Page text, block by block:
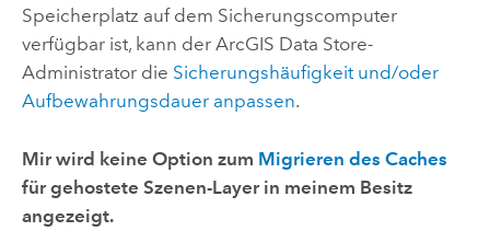
Speicherplatz auf dem Sicherungscomputer
verfügbar ist, kann der ArcGIS Data Store-
Administrator die Sicherungshäufigkeit und/oder
Aufbewahrungsdauer anpassen.
Mir wird keine Option zum Migrieren des Caches
für gehostete Szenen-Layer in meinem Besitz
angezeigt.